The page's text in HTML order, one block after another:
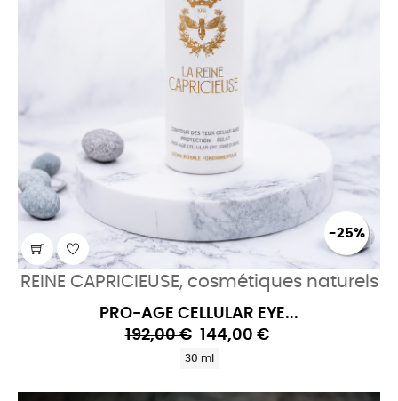
-25%
REINE CAPRICIEUSE, cosmétiques naturels
PRO-AGE CELLULAR EYE...
192,00 € 144,00 €
30 ml